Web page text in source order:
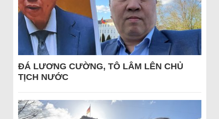
ĐÁ LƯƠNG CƯỜNG, TÔ LÂM LÊN CHỦ
TỊCH NƯỚC